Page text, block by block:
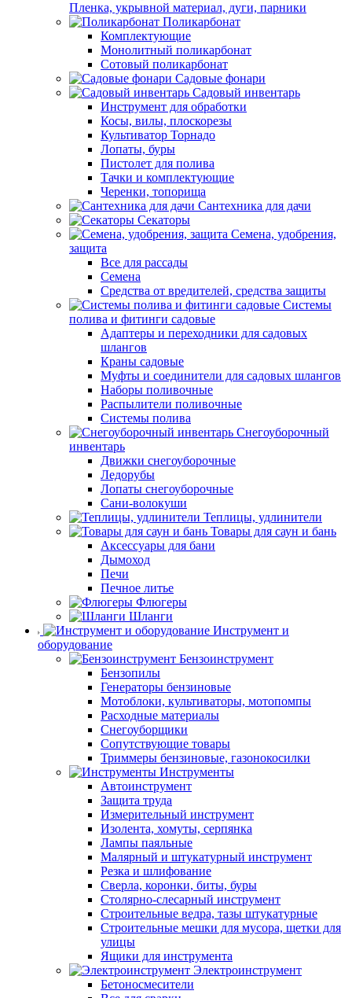
Пленка, укрывной материал, дуги, парники
Поликарбонат
Комплектующие
Монолитный поликарбонат
Сотовый поликарбонат
Садовые фонари
Садовый инвентарь
Инструмент для обработки
Косы, вилы, плоскорезы
Культиватор Торнадо
Лопаты, буры
Пистолет для полива
Тачки и комплектующие
Черенки, топорища
Сантехника для дачи
Секаторы
Семена, удобрения,
защита
Все для рассады
Семена
Средства от вредителей, средства защиты
Системы
полива и фитинги садовые
Адаптеры и переходники для садовых
шлангов
Краны садовые
Муфты и соединители для садовых шлангов
Наборы поливочные
Распылители поливочные
Системы полива
Снегоуборочный
инвентарь
Движки снегоуборочные
Ледорубы
Лопаты снегоуборочные
Сани-волокуши
Теплицы, удлинители
Товары для саун и бань
Аксессуары для бани
Дымоход
Печи
Печное литье
Флюгеры
Шланги
Инструмент и
оборудование
Бензоинструмент
Бензопилы
Генераторы бензиновые
Мотоблоки, культиваторы, мотопомпы
Расходные материалы
Снегоуборщики
Сопутствующие товары
Триммеры бензиновые, газонокосилки
Инструменты
Автоинструмент
Защита труда
Измерительный инструмент
Изолента, хомуты, серпянка
Лампы паяльные
Малярный и штукатурный инструмент
Резка и шлифование
Сверла, коронки, биты, буры
Столярно-слесарный инструмент
Строительные ведра, тазы штукатурные
Строительные мешки для мусора, щетки для
улицы
Ящики для инструмента
Электроинструмент
Бетоносмесители